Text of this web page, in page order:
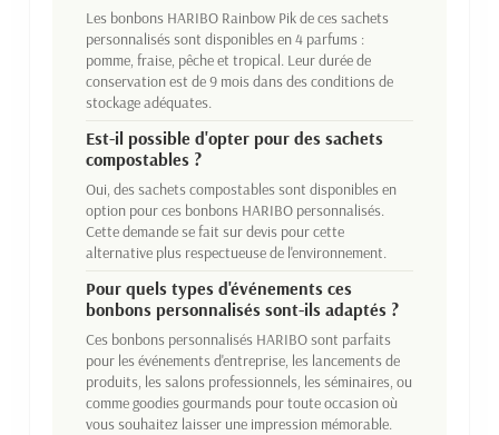
Les bonbons HARIBO Rainbow Pik de ces sachets
personnalisés sont disponibles en 4 parfums :
pomme, fraise, pêche et tropical. Leur durée de
conservation est de 9 mois dans des conditions de
stockage adéquates.
Est-il possible d'opter pour des sachets
compostables ?
Oui, des sachets compostables sont disponibles en
option pour ces bonbons HARIBO personnalisés.
Cette demande se fait sur devis pour cette
alternative plus respectueuse de l'environnement.
Pour quels types d'événements ces
bonbons personnalisés sont-ils adaptés ?
Ces bonbons personnalisés HARIBO sont parfaits
pour les événements d'entreprise, les lancements de
produits, les salons professionnels, les séminaires, ou
comme goodies gourmands pour toute occasion où
vous souhaitez laisser une impression mémorable.